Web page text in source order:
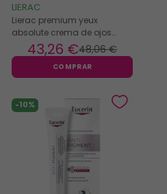
LIERAC
Lierac premium yeux
absolute crema de ojos
antiedad 15ml 48,06 €
43,26 €
COMPRAR
-10%